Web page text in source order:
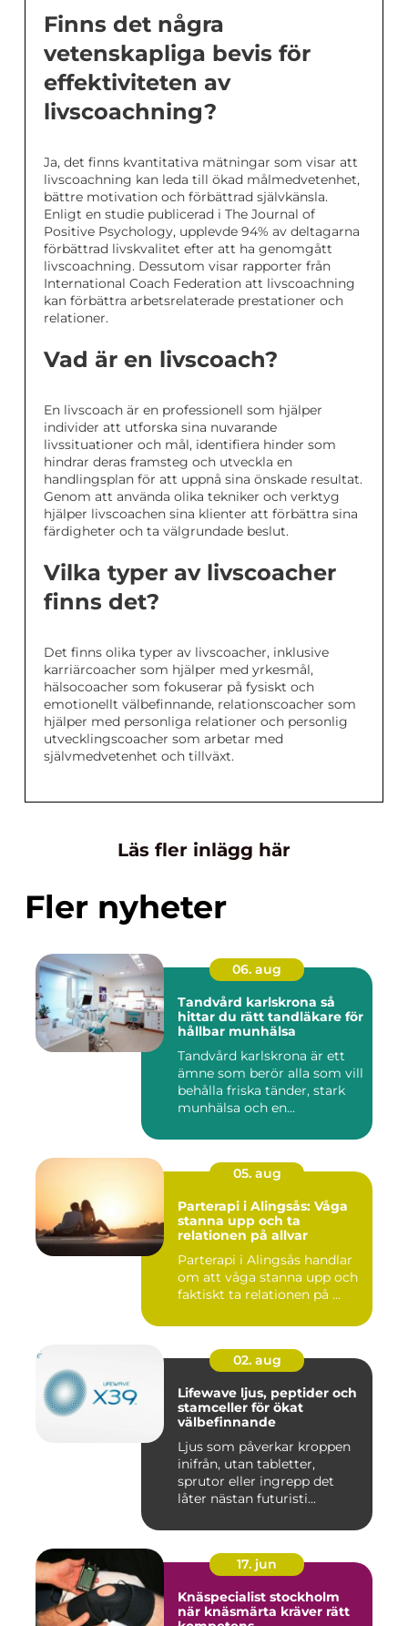
Finns det några
vetenskapliga bevis för
effektiviteten av
livscoachning?
Ja, det finns kvantitativa mätningar som visar att
livscoachning kan leda till ökad målmedvetenhet,
bättre motivation och förbättrad självkänsla.
Enligt en studie publicerad i The Journal of
Positive Psychology, upplevde 94% av deltagarna
förbättrad livskvalitet efter att ha genomgått
livscoachning. Dessutom visar rapporter från
International Coach Federation att livscoachning
kan förbättra arbetsrelaterade prestationer och
relationer.
Vad är en livscoach?
En livscoach är en professionell som hjälper
individer att utforska sina nuvarande
livssituationer och mål, identifiera hinder som
hindrar deras framsteg och utveckla en
handlingsplan för att uppnå sina önskade resultat.
Genom att använda olika tekniker och verktyg
hjälper livscoachen sina klienter att förbättra sina
färdigheter och ta välgrundade beslut.
Vilka typer av livscoacher
finns det?
Det finns olika typer av livscoacher, inklusive
karriärcoacher som hjälper med yrkesmål,
hälsocoacher som fokuserar på fysiskt och
emotionellt välbefinnande, relationscoacher som
hjälper med personliga relationer och personlig
utvecklingscoacher som arbetar med
självmedvetenhet och tillväxt.
Läs fler inlägg här
Fler nyheter
06. aug
Tandvård karlskrona så
hittar du rätt tandläkare för
hållbar munhälsa
Tandvård karlskrona är ett
ämne som berör alla som vill
behålla friska tänder, stark
munhälsa och en...
05. aug
Parterapi i Alingsås: Våga
stanna upp och ta
relationen på allvar
Parterapi i Alingsås handlar
om att våga stanna upp och
faktiskt ta relationen på ...
02. aug
Lifewave ljus, peptider och
stamceller för ökat
välbefinnande
Ljus som påverkar kroppen
inifrån, utan tabletter,
sprutor eller ingrepp det
låter nästan futuristi...
17. jun
Knäspecialist stockholm
när knäsmärta kräver rätt